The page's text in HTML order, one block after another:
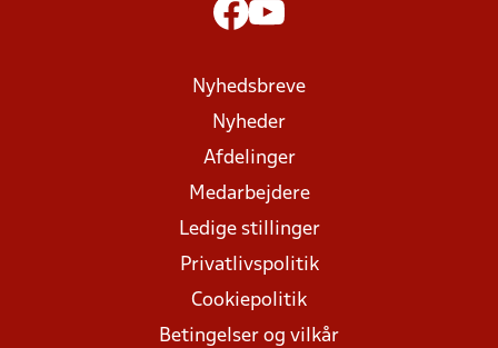
Nyhedsbreve
Nyheder
Afdelinger
Medarbejdere
Ledige stillinger
Privatlivspolitik
Cookiepolitik
Betingelser og vilkår